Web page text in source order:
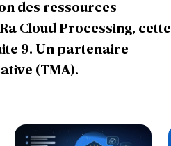
des ressources
Cloud Processing, cette
9. Un partenaire
(TMA).